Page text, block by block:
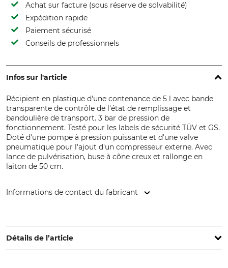
Achat sur facture (sous réserve de solvabilité)
Expédition rapide
Paiement sécurisé
Conseils de professionnels
Infos sur l'article
Récipient en plastique d'une contenance de 5 l avec bande
transparente de contrôle de l'état de remplissage et
bandoulière de transport. 3 bar de pression de
fonctionnement. Testé pour les labels de sécurité TÜV et GS.
Doté d'une pompe à pression puissante et d'une valve
pneumatique pour l'ajout d'un compresseur externe. Avec
lance de pulvérisation, buse à cône creux et rallonge en
laiton de 50 cm.
Informations de contact du fabricant
58456 Witten, Germany, www.gloriagarten.de
Détails de l’article